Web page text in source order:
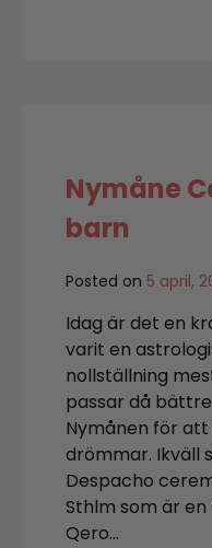
Nymåne
barn
Posted on 5 april,
Idag är det en
varit en
nollställning
passar då
Nymånen för
drömmar. Ikväll
Despacho
Sthlm som är
Qero…